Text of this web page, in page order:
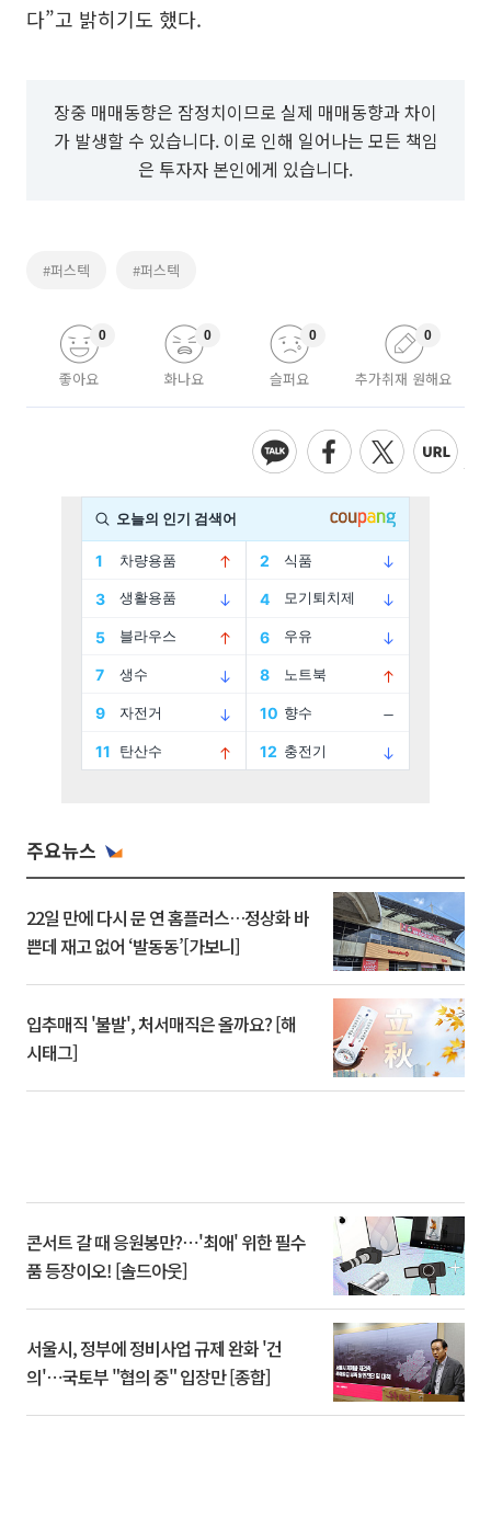
다”고 밝히기도 했다.
장중 매매동향은 잠정치이므로 실제 매매동향과 차이
가 발생할 수 있습니다. 이로 인해 일어나는 모든 책임
은 투자자 본인에게 있습니다.
#퍼스텍 #퍼스텍
좋아요
0
화나요
0
슬퍼요
0
추가취재 원해요
0
주요뉴스
22일 만에 다시 문 연 홈플러스…정상화 바
쁜데 재고 없어 ‘발동동’[가보니]
입추매직 '불발', 처서매직은 올까요? [해
시태그]
콘서트 갈 때 응원봉만?⋯'최애' 위한 필수
품 등장이오! [솔드아웃]
서울시, 정부에 정비사업 규제 완화 '건
의'⋯국토부 "협의 중" 입장만 [종합]